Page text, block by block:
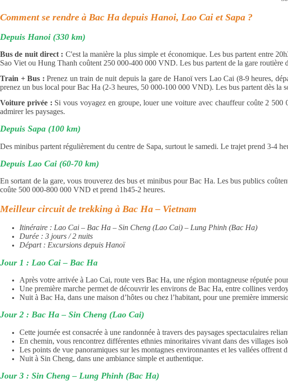
Comment se rendre à Bac Ha depuis Hanoi, Lao Cai et Sapa ?
Depuis Hanoi (330 km)
Bus de nuit direct : C'est la manière la plus simple et économique. Les bus partent entre
Sao Viet ou Hung Thanh coûtent 250 000-400 000 VND. Les bus partent de la gare routière
Train + Bus :Prenez un train de nuit depuis la gare de Hanoï vers Lao Cai (8-9 heures,
prenez un bus local pour Bac Ha (2-3 heures, 50 000-100 000 VND). Les bus partent dès la
Voiture privée : Si vous voyagez en groupe, louer une voiture avec chauffeur coûte 2
admirer les paysages.
Depuis Sapa (100 km)
Des minibus partent régulièrement du centre de Sapa, surtout le samedi. Le trajet prend 3-4
Depuis Lao Cai (60-70 km)
En sortant de la gare, vous trouverez des bus et minibus pour Bac Ha. Les bus publics
coûte 500 000-800 000 VND et prend 1h45-2 heures.
Meilleur circuit de trekking à Bac Ha – Vietnam
Itinéraire : Lao Cai – Bac Ha – Sin Cheng (Lao Cai) – Lung Phinh (Bac Ha)
Durée : 3 jours / 2 nuits
Départ : Excursions depuis Hanoï
Jour 1 : Lao Cai – Bac Ha
Après votre arrivée à Lao Cai, route vers Bac Ha, une région montagneuse réputée
Une première marche permet de découvrir les environs de Bac Ha, entre collines
Nuit à Bac Ha, dans une maison d’hôtes ou chez l’habitant, pour une première
Jour 2 : Bac Ha – Sin Cheng (Lao Cai)
Cette journée est consacrée à une randonnée à travers des paysages spectaculaires
En chemin, vous rencontrez différentes ethnies minoritaires vivant dans des villages
Les points de vue panoramiques sur les montagnes environnantes et les vallées offrent
Nuit à Sin Cheng, dans une ambiance simple et authentique.
Jour 3 : Sin Cheng – Lung Phinh (Bac Ha)